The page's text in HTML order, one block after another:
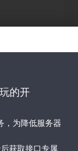
杭州通报“中
杭州通报“中年
的开
，为降低服务器
获取接口专属